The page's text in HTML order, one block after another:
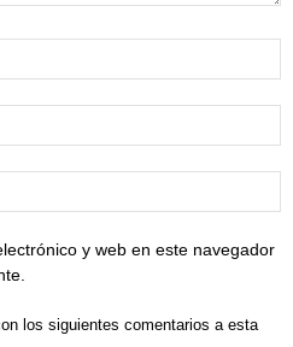
y web en este navegador
los siguientes comentarios a esta